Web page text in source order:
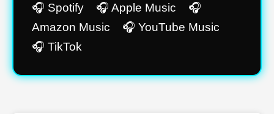
🎧 Spotify 🎧 Apple Music 🎧
Amazon Music 🎧 YouTube Music
🎧 TikTok